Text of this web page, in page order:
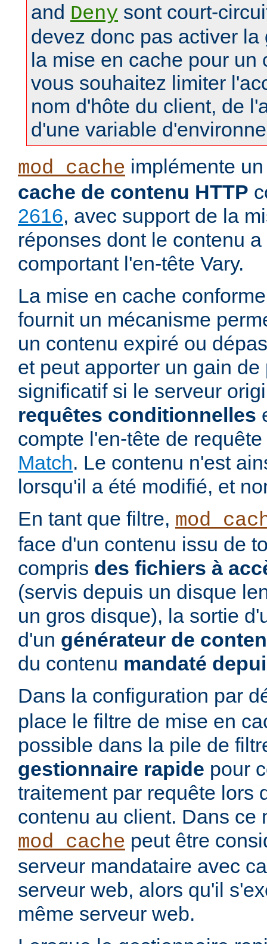
and Deny sont court-
devez donc pas activer
la mise en cache pour un
vous souhaitez limiter
nom d'hôte du client, de
d'une variable
mod_cache implémente
cache de contenu HTTP
2616, avec support de la
réponses dont le contenu
comportant l'en-tête Vary.
La mise en cache
fournit un mécanisme
un contenu expiré ou
et peut apporter un gain
significatif si le serveur
requêtes conditionnelles
compte l'en-tête de
Match. Le contenu n'est
lorsqu'il a été modifié, et
En tant que filtre,
face d'un contenu issu de
compris des fichiers à
(servis depuis un disque
un gros disque), la sortie
d'un générateur de
du contenu mandaté
Dans la configuration par
place le filtre de mise en
possible dans la pile de
gestionnaire rapide pour
traitement par requête lors
contenu au client. Dans ce
mod_cache peut être
serveur mandataire avec
serveur web, alors qu'il
même serveur web.